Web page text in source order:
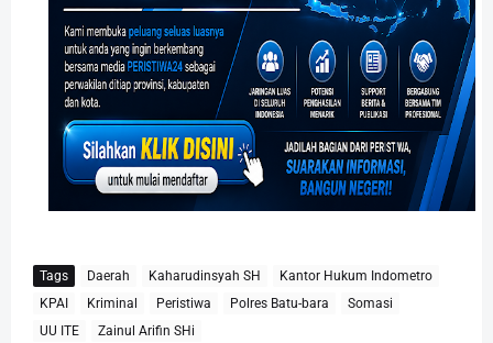
Tags Daerah Kaharudinsyah SH
Kantor Hukum Indometro
KPAI
Kriminal Peristiwa Polres Batu-bara
Somasi
UU ITE
Zainul Arifin SHi